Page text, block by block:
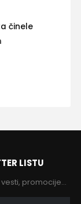
činele
LISTU
promocije…